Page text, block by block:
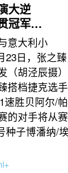
大逆
冠军｜
意大利小
23日，张之
（胡泾辰摄
搭档捷克选手
速胜贝阿尔/
的对手将从
种子博潘纳/